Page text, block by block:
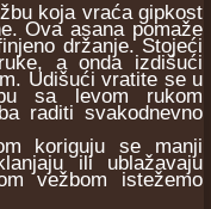
koja vraća gipkost
Ova asana pomaže
držanje. Stojeći
a onda izdišući
Udišući vratite se u
sa levom rukom
raditi svakodnevno
koriguju se manji
ili ublažavaju
vežbom istežemo